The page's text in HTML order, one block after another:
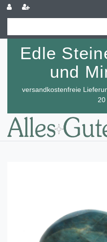
Edle
und
versandkostenfreie
20